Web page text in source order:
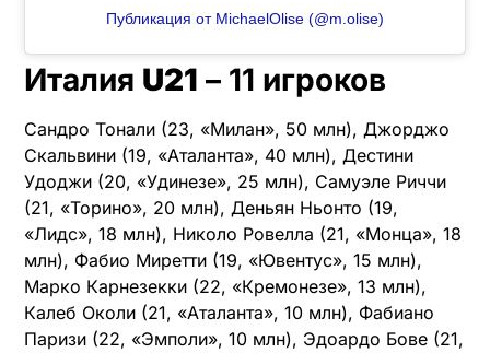
Публикация от MichaelOlise (@m.olise)
Италия U21 – 11 игроков
Сандро Тонали (23, «Милан», 50 млн), Джорджо
Скальвини (19, «Аталанта», 40 млн), Дестини
Удоджи (20, «Удинезе», 25 млн), Самуэле Риччи
(21, «Торино», 20 млн), Деньян Ньонто (19,
«Лидс», 18 млн), Николо Ровелла (21, «Монца», 18
млн), Фабио Миретти (19, «Ювентус», 15 млн),
Марко Карнезекки (22, «Кремонезе», 13 млн),
Калеб Околи (21, «Аталанта», 10 млн), Фабиано
Паризи (22, «Эмполи», 10 млн), Эдоардо Бове (21,